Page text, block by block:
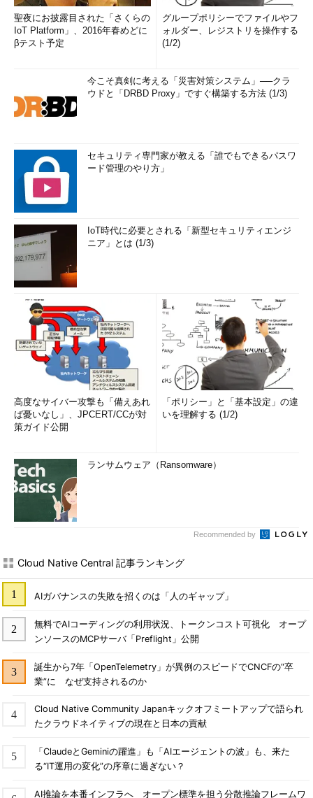
聖夜にお披露目された「さくらの
IoT Platform」、2016年春めどに
βテスト予定
グループポリシーでファイルやフ
ォルダー、レジストリを操作する
(1/2)
今こそ真剣に考える「災害対策システム」──クラ
ウドと「DRBD Proxy」ですぐ構築する方法 (1/3)
セキュリティ専門家が教える「誰でもできるパスワ
ード管理のやり方」
IoT時代に必要とされる「新型セキュリティエンジ
ニア」とは (1/3)
高度なサイバー攻撃も「備えあれ
ば憂いなし」、JPCERT/CCが対
策ガイド公開
「ポリシー」と「基本設定」の違
いを理解する (1/2)
ランサムウェア（Ransomware）
Recommended by
Cloud Native Central 記事ランキング
AIガバナンスの失敗を招くのは「人のギャップ」
無料でAIコーディングの利用状況、トークンコスト可視化 オープ
ンソースのMCPサーバ「Preflight」公開
誕生から7年「OpenTelemetry」が異例のスピードでCNCFの“卒
業”に なぜ支持されるのか
Cloud Native Community Japanキックオフミートアップで語られ
たクラウドネイティブの現在と日本の貢献
「ClaudeとGeminiの躍進」も「AIエージェントの波」も、来た
る“IT運用の変化”の序章に過ぎない？
AI推論を本番インフラへ オープン標準を担う分散推論フレームワ